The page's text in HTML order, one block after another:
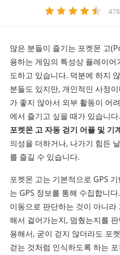
많은 분들이 즐기는 포켓몬 고
용하는 게임의 특성상 플레이
도하고 있습니다. 덕분에 하지
분들도 있지만, 개인적인 사정
가 좋지 않아서 외부 활동이 어
에서 즐기고 싶을 때가 있습니
포켓몬 고 자동 걷기 어플 및 기
의성을 더하거나, 나가기 힘든
를 즐길 수 있습니다.
포켓몬 고는 기본적으로 GPS
는 GPS 정보를 통해 수집합니
이동으로 판단하는 것이 아니라
해서 걸어가는지, 멈췄는지를
용해서, 굳이 걷지 않더라도 포
걷는 것처럼 인식하도록 하는